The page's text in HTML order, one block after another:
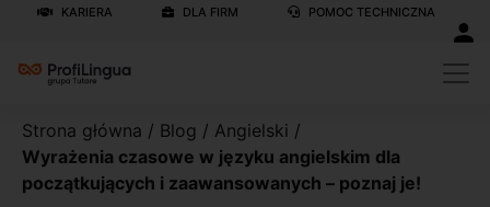
KARIERA DLA FIRM POMOC TECHNICZNA
Strona główna / Blog / Angielski /
Wyrażenia czasowe w języku angielskim dla
początkujących i zaawansowanych – poznaj je!